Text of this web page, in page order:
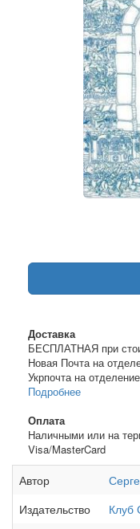
Доставка
БЕСПЛАТНАЯ при
Новая Почта на
Укрпочта на
Подробнее
Оплата
Наличными или на
Visa/MasterCard
Автор
Издательство
Клуб